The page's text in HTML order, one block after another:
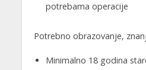
potrebama operacije
Potrebno obrazovanje,
Minimalno 18 godina